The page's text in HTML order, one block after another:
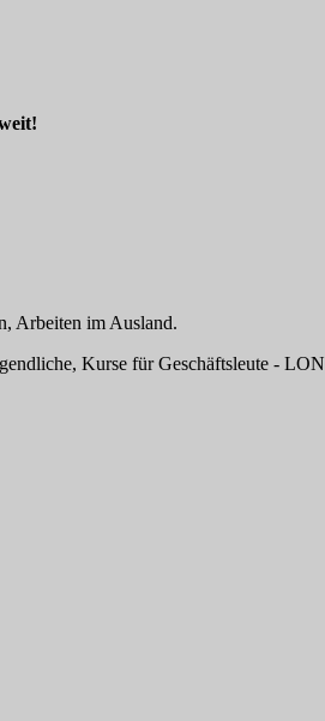
Arbeiten im Ausland.
Kurse für Geschäftsleute -